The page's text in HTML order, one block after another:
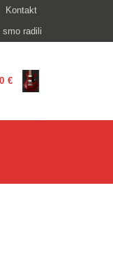
Kontakt
smo radili
€